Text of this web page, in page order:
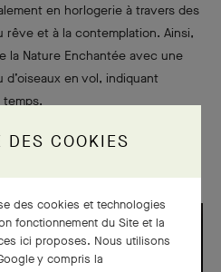
en horlogerie à travers des
et à la contemplation. Ainsi,
la Nature Enchantée avec une
en vol, indiquant
DES COOKIES
des cookies et technologies
fonctionnement du Site et la
ici proposes. Nous utilisons
y compris la